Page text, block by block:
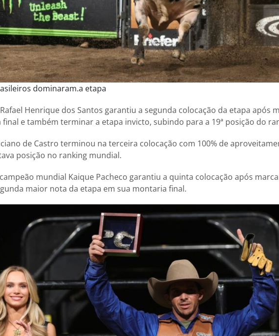
dominaram.a etapa
Rafael Henrique dos Santos garantiu a segunda colocação da etapa após
final e também terminar a etapa invicto, subindo para a 19ª posição do
de Castro terminou na terceira colocação com 100% de
posição no ranking mundial.
mundial Kaique Pacheco garantiu a quinta colocação após
maior nota da etapa em sua montaria final.